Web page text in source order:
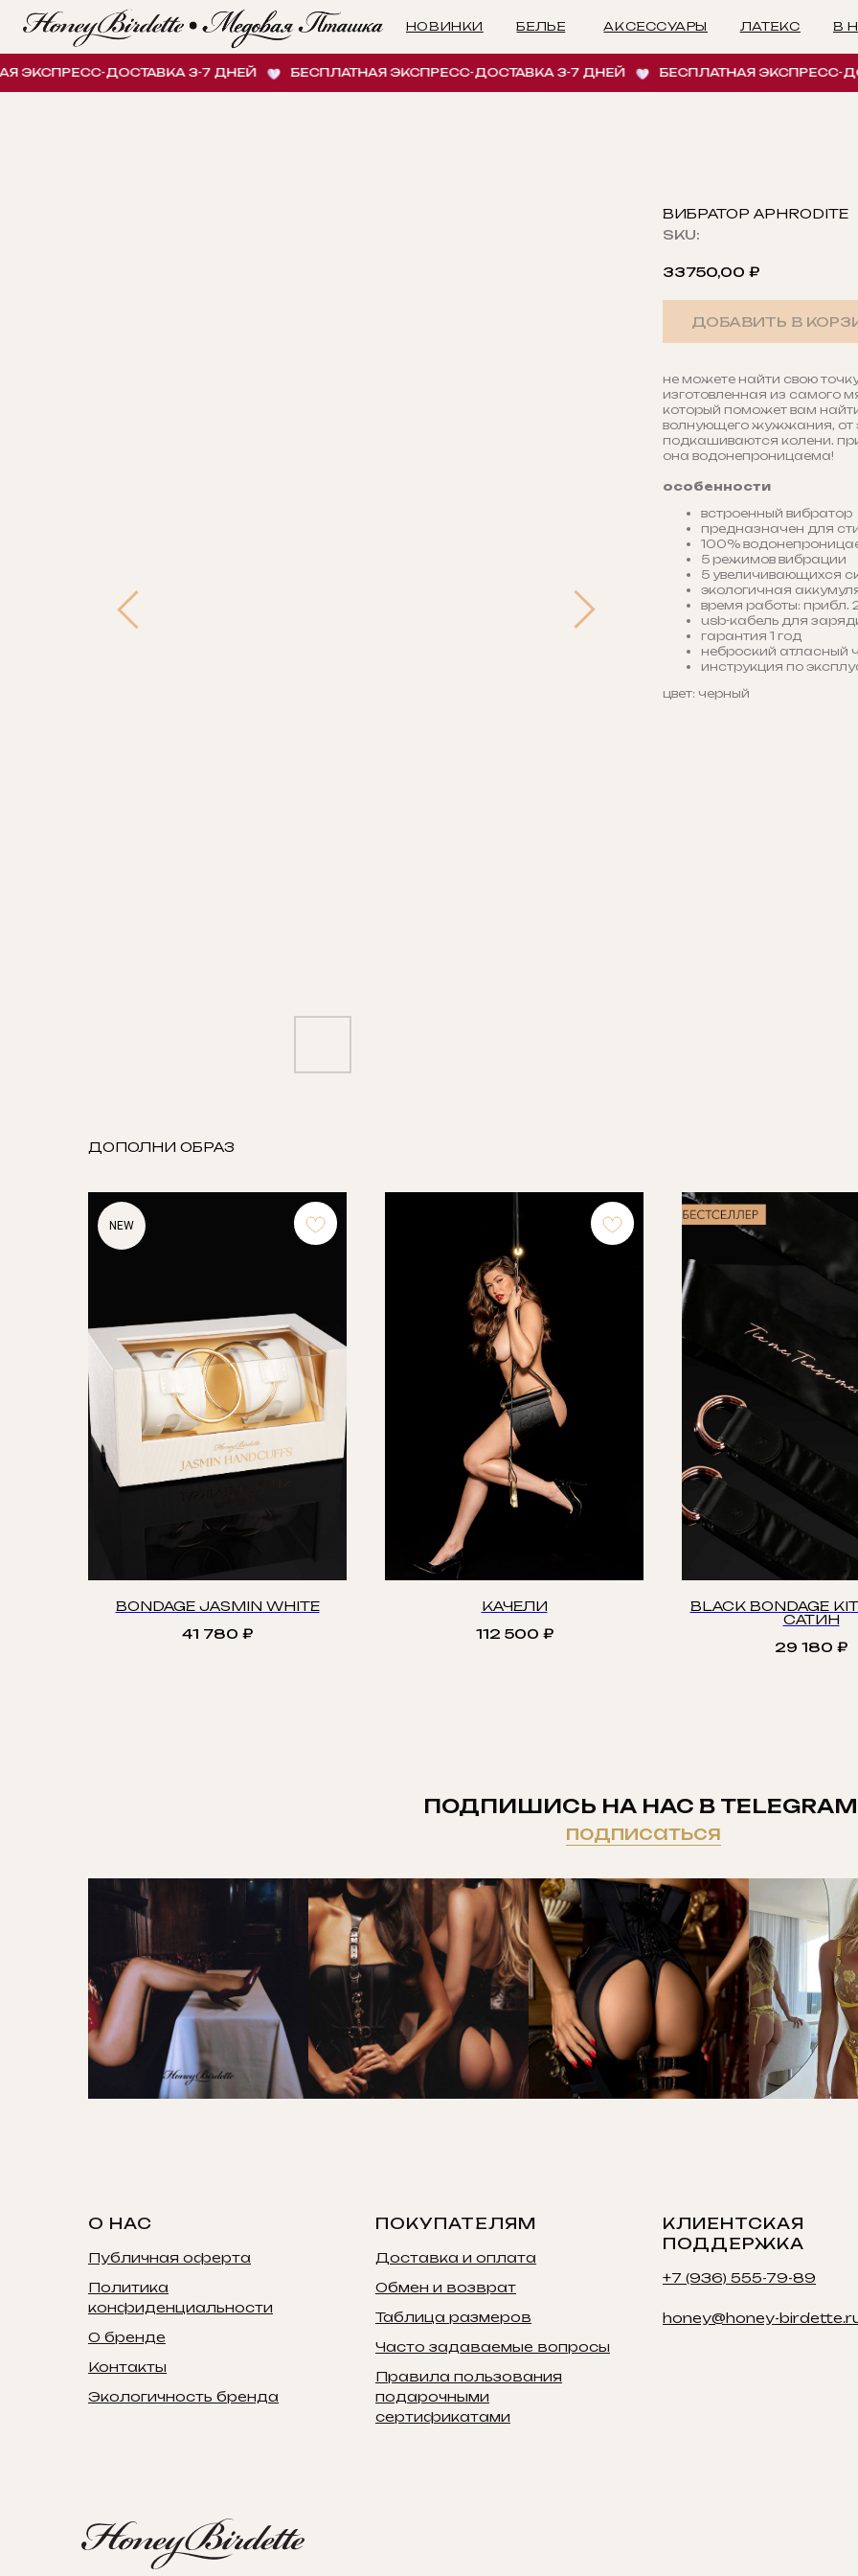
ЛАТЕКС
БЕЛЬЕ В НАЛИЧИИ
АКСЕССУАРЫ
НОВИНКИ
ДОСТАВКА 3-7 ДНЕЙ БЕСПЛАТНАЯ ЭКСПРЕСС-ДОСТАВКА 3-7 ДНЕЙ БЕСПЛАТНАЯ ЭКСПРЕСС-
ВИБРАТОР APHRODITE
SKU:
33750,00 ₽
ДОБАВИТЬ В
не можете найти свою
изготовленная из самого
который поможет вам
волнующего жужжания, от
подкашиваются колени.
она водонепроницаема!
особенности
встроенный вибратор
предназначен для
100%
5 режимов вибрации
5 увеличивающихся
экологичная
время работы: прибл.
usb-кабель для
гарантия 1 год
неброский атласный
инструкция по
цвет: черный
ДОПОЛНИ ОБРАЗ
NEW
BONDAGE JASMIN WHITE
41 780 ₽
КАЧЕЛИ
112 500 ₽
BLACK BONDAGE
САТИН
29 180 ₽
ПОДПИШИСЬ НА НАС В
подписаться
О НАС
Публичная оферта
Политика
конфиденциальности
О бренде
Контакты
Экологичность бренда
ПОКУПАТЕЛЯМ
Доставка и оплата
Обмен и возврат
Таблица размеров
Часто задаваемые вопросы
Правила пользования
подарочными
сертификатами
КЛИЕНТСКАЯ
ПОДДЕРЖКА
+7 (936) 555-79-89
honey@honey-